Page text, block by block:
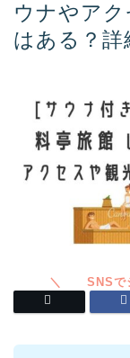
ウナやア
はある？詳